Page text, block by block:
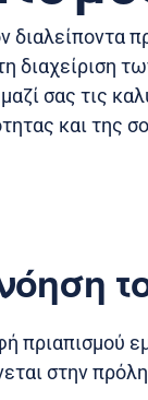
διαλείποντα
διαχείριση
σας τις
και της
πριαπισμού
στην